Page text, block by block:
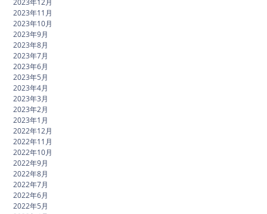
2023年12月
2023年11月
2023年10月
2023年9月
2023年8月
2023年7月
2023年6月
2023年5月
2023年4月
2023年3月
2023年2月
2023年1月
2022年12月
2022年11月
2022年10月
2022年9月
2022年8月
2022年7月
2022年6月
2022年5月